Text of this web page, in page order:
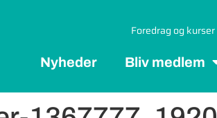
Foredrag og kurser
Nyheder Bliv medlem